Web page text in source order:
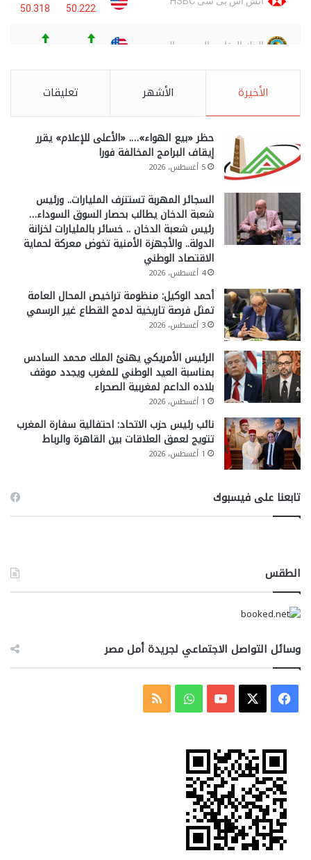
الأخيرة الأشهر تعليقات
حظر «بيع الهواء»…. «الأعلى للإعلام» يقرر
إيقاف البرامج المخالفة فورا
5 أغسطس، 2026
السجائر المهربة تستنزف المليارات.. ورئيس
شعبة الدخان يطالب بحصار السوق السوداء…
رئيس شعبة الدخان .. خسائر بالمليارات لخزانة
الدولة.. والأجهزة الأمنية تخوض معركة لحماية
الاقتصاد الوطني
4 أغسطس، 2026
أحمد الوكيل: منظومة تراخيص المحال العامة
تمثل فرصة تاريخية لدمج القطاع غير الرسمي
3 أغسطس، 2026
الرئيس الأمريكي يهنئ الملك محمد السادس
بمناسبة العيد الوطني للمغرب ويجدد موقف
بلاده الداعم لمغربية الصحراء
1 أغسطس، 2026
نائب رئيس حزب الاتحاد: احتفالية سفارة المغرب
تتويج لعمق العلاقات بين القاهرة والرباط
1 أغسطس، 2026
تابعنا على فيسبوك
الطقس
وسائل التواصل الاجتماعي لجريدة أمل مصر
فيسبوك ‫YouTubeواتسابملخص